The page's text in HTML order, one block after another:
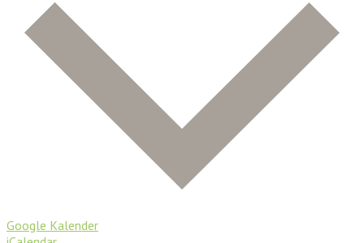
Google Kalender